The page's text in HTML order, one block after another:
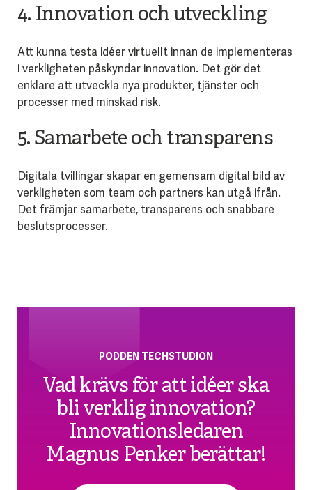
4. Innovation och utveckling
Att kunna testa idéer virtuellt innan de implementeras
i verkligheten påskyndar innovation. Det gör det
enklare att utveckla nya produkter, tjänster och
processer med minskad risk.
5. Samarbete och transparens
Digitala tvillingar skapar en gemensam digital bild av
verkligheten som team och partners kan utgå ifrån.
Det främjar samarbete, transparens och snabbare
beslutsprocesser.
PODDEN TECHSTUDION
Vad krävs för att idéer ska
bli verklig innovation?
Innovationsledaren
Magnus Penker berättar!